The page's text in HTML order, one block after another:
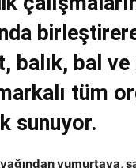
balık, bal
tüm
sunuyor.
yumurtaya,